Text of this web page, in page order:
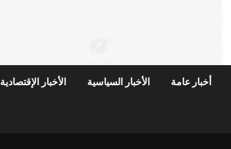
أخبار عامة الأخبار السياسية الأخبار الإقتصادية